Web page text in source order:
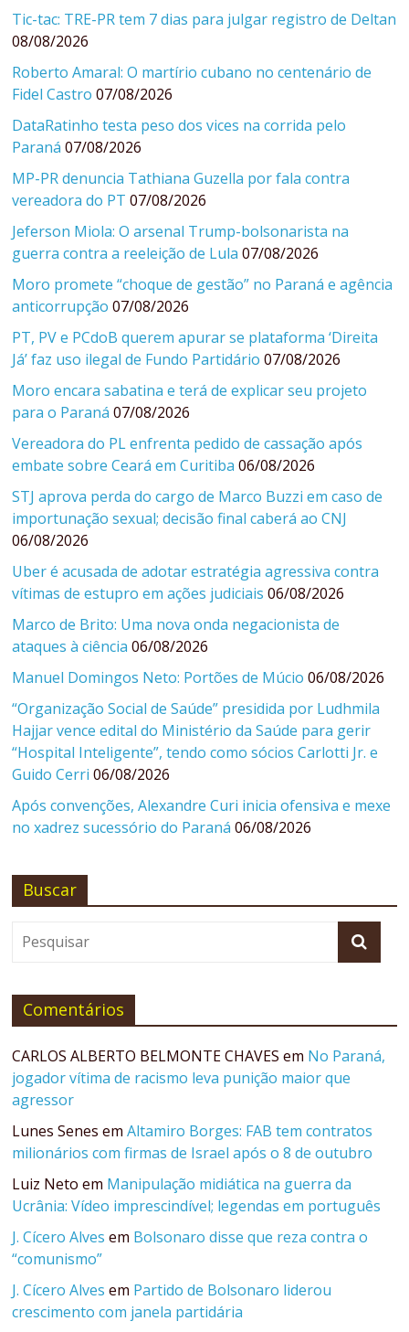
Tic-tac: TRE-PR tem 7 dias para julgar registro de Deltan
08/08/2026
Roberto Amaral: O martírio cubano no centenário de
Fidel Castro 07/08/2026
DataRatinho testa peso dos vices na corrida pelo
Paraná 07/08/2026
MP-PR denuncia Tathiana Guzella por fala contra
vereadora do PT 07/08/2026
Jeferson Miola: O arsenal Trump-bolsonarista na
guerra contra a reeleição de Lula 07/08/2026
Moro promete “choque de gestão” no Paraná e agência
anticorrupção 07/08/2026
PT, PV e PCdoB querem apurar se plataforma ‘Direita
Já’ faz uso ilegal de Fundo Partidário 07/08/2026
Moro encara sabatina e terá de explicar seu projeto
para o Paraná 07/08/2026
Vereadora do PL enfrenta pedido de cassação após
embate sobre Ceará em Curitiba 06/08/2026
STJ aprova perda do cargo de Marco Buzzi em caso de
importunação sexual; decisão final caberá ao CNJ
06/08/2026
Uber é acusada de adotar estratégia agressiva contra
vítimas de estupro em ações judiciais 06/08/2026
Marco de Brito: Uma nova onda negacionista de
ataques à ciência 06/08/2026
Manuel Domingos Neto: Portões de Múcio 06/08/2026
“Organização Social de Saúde” presidida por Ludhmila
Hajjar vence edital do Ministério da Saúde para gerir
“Hospital Inteligente”, tendo como sócios Carlotti Jr. e
Guido Cerri 06/08/2026
Após convenções, Alexandre Curi inicia ofensiva e mexe
no xadrez sucessório do Paraná 06/08/2026
Buscar
Comentários
CARLOS ALBERTO BELMONTE CHAVES em No Paraná,
jogador vítima de racismo leva punição maior que
agressor
Lunes Senes emAltamiro Borges: FAB tem contratos
milionários com firmas de Israel após o 8 de outubro
Luiz Neto em Manipulação midiática na guerra da
Ucrânia: Vídeo imprescindível; legendas em português
J. Cícero Alves em Bolsonaro disse que reza contra o
“comunismo”
J. Cícero Alves em Partido de Bolsonaro liderou
crescimento com janela partidária